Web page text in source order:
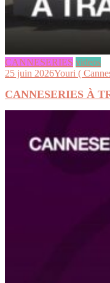
CANNESERIES videos
25 juin 2026Youri (
CANNESERIES À